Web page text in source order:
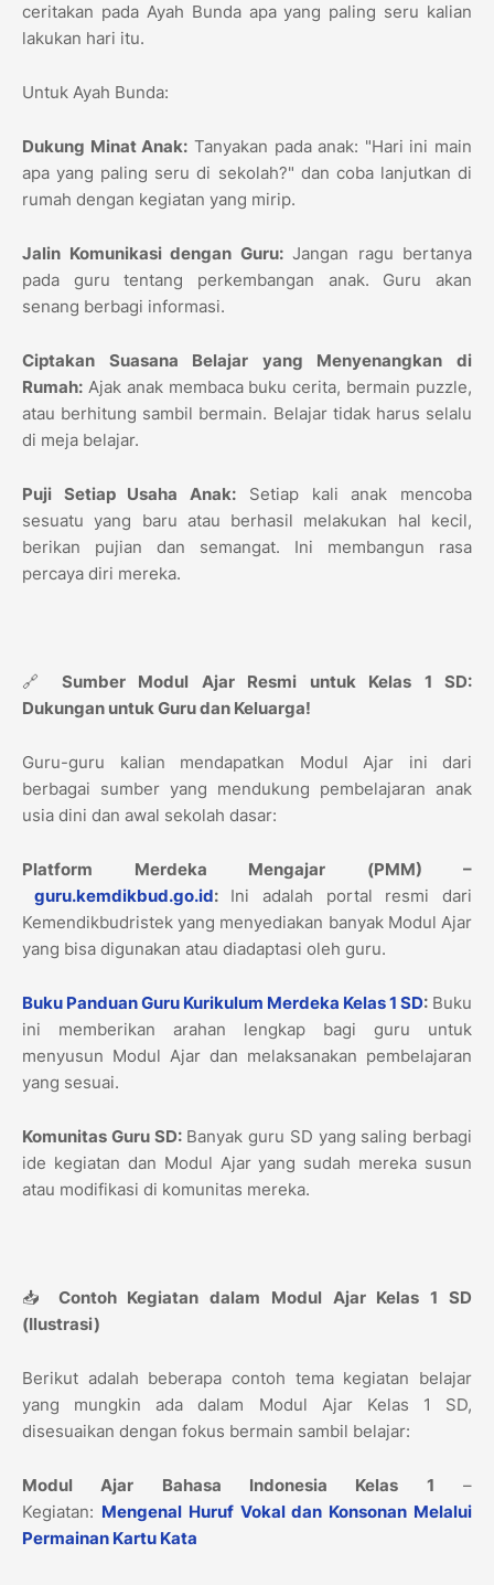
ceritakan pada Ayah Bunda apa yang paling seru kalian
lakukan hari itu.
Untuk Ayah Bunda:
Dukung Minat Anak: Tanyakan pada anak: "Hari ini main
apa yang paling seru di sekolah?" dan coba lanjutkan di
rumah dengan kegiatan yang mirip.
Jalin Komunikasi dengan Guru:Jangan ragu bertanya
pada guru tentang perkembangan anak. Guru akan
senang berbagi informasi.
Ciptakan Suasana Belajar yang Menyenangkan di
Rumah: Ajak anak membaca buku cerita, bermain puzzle,
atau berhitung sambil bermain. Belajar tidak harus selalu
di meja belajar.
Puji Setiap Usaha Anak: Setiap kali anak mencoba
sesuatu yang baru atau berhasil melakukan hal kecil,
berikan pujian dan semangat. Ini membangun rasa
percaya diri mereka.
🔗 Sumber Modul Ajar Resmi untuk Kelas 1 SD:
Dukungan untuk Guru dan Keluarga!
Guru-guru kalian mendapatkan Modul Ajar ini dari
berbagai sumber yang mendukung pembelajaran anak
usia dini dan awal sekolah dasar:
Platform Merdeka Mengajar (PMM) –
guru.kemdikbud.go.id:Ini adalah portal resmi dari
Kemendikbudristek yang menyediakan banyak Modul Ajar
yang bisa digunakan atau diadaptasi oleh guru.
Buku Panduan Guru Kurikulum Merdeka Kelas 1 SD: Buku
ini memberikan arahan lengkap bagi guru untuk
menyusun Modul Ajar dan melaksanakan pembelajaran
yang sesuai.
Komunitas Guru SD:Banyak guru SD yang saling berbagi
ide kegiatan dan Modul Ajar yang sudah mereka susun
atau modifikasi di komunitas mereka.
📥 Contoh Kegiatan dalam Modul Ajar Kelas 1 SD
(Ilustrasi)
Berikut adalah beberapa contoh tema kegiatan belajar
yang mungkin ada dalam Modul Ajar Kelas 1 SD,
disesuaikan dengan fokus bermain sambil belajar:
Modul Ajar Bahasa Indonesia Kelas 1 –
Kegiatan: Mengenal Huruf Vokal dan Konsonan Melalui
Permainan Kartu Kata